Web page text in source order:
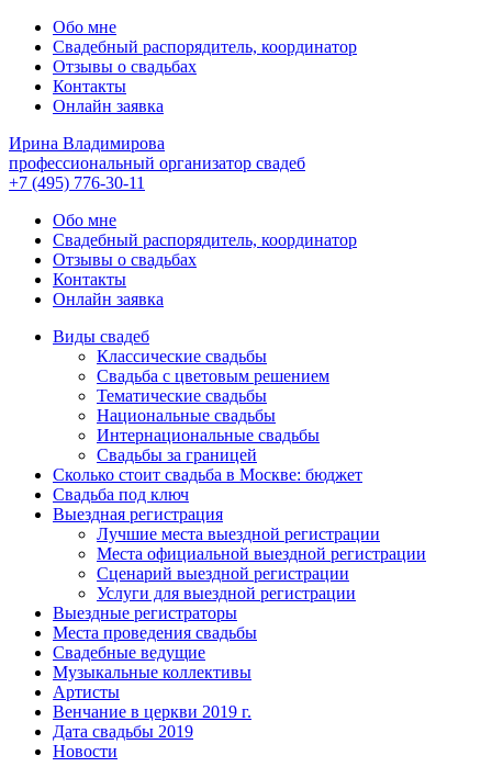
Обо мне
Свадебный распорядитель, координатор
Отзывы о свадьбах
Контакты
Онлайн заявка
Ирина Владимирова
профессиональный организатор свадеб
+7 (495) 776-30-11
Обо мне
Свадебный распорядитель, координатор
Отзывы о свадьбах
Контакты
Онлайн заявка
Виды свадеб
Классические свадьбы
Cвадьба с цветовым решением
Тематические свадьбы
Национальные свадьбы
Интернациональные свадьбы
Свадьбы за границей
Сколько стоит свадьба в Москве: бюджет
Свадьба под ключ
Выездная регистрация
Лучшие места выездной регистрации
Места официальной выездной регистрации
Сценарий выездной регистрации
Услуги для выездной регистрации
Выездные регистраторы
Места проведения свадьбы
Свадебные ведущие
Музыкальные коллективы
Артисты
Венчание в церкви 2019 г.
Дата свадьбы 2019
Новости